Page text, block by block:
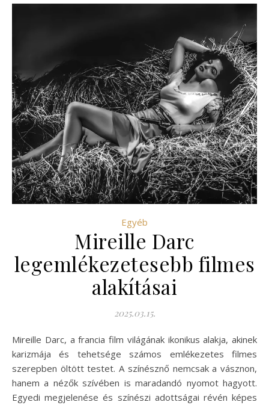
Egyéb
Mireille Darc
legemlékezetesebb filmes
alakításai
2025.03.15.
Mireille Darc, a francia film világának ikonikus alakja, akinek
karizmája és tehetsége számos emlékezetes filmes
szerepben öltött testet. A színésznő nemcsak a vásznon,
hanem a nézők szívében is maradandó nyomot hagyott.
Egyedi megjelenése és színészi adottságai révén képes